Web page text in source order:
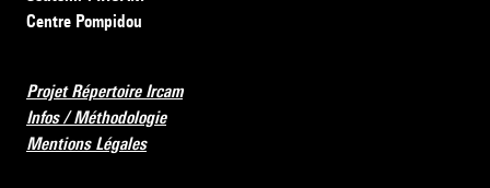
Centre Pompidou
Projet Répertoire Ircam
Infos / Méthodologie
Mentions Légales